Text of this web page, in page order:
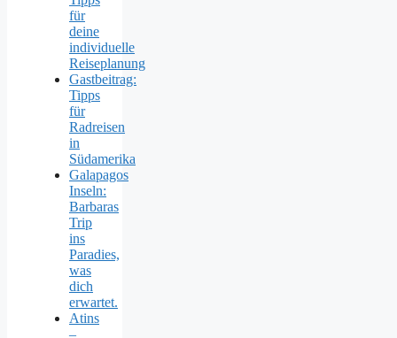
für
deine
individuelle
Reiseplanung
Gastbeitrag:
Tipps
für
Radreisen
in
Südamerika
Galapagos
Inseln:
Barbaras
Trip
ins
Paradies,
was
dich
erwartet.
Atins
–